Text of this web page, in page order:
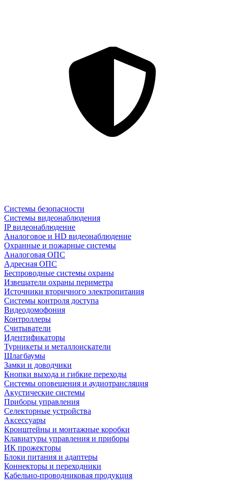
Системы безопасности
Системы видеонаблюдения
IP видеонаблюдение
Аналоговое и HD видеонаблюдение
Охранные и пожарные системы
Аналоговая ОПС
Адресная ОПС
Беспроводные системы охраны
Извещатели охраны периметра
Источники вторичного электропитания
Системы контроля доступа
Видеодомофония
Контроллеры
Считыватели
Идентификаторы
Турникеты и металлоискатели
Шлагбаумы
Замки и доводчики
Кнопки выхода и гибкие переходы
Системы оповещения и аудиотрансляция
Акустические системы
Приборы управления
Селекторные устройства
Аксессуары
Кронштейны и монтажные коробки
Клавиатуры управления и приборы
ИК прожекторы
Блоки питания и адаптеры
Коннекторы и переходники
Кабельно-проводниковая продукция